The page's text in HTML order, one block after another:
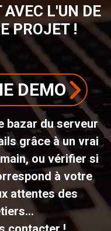
AVEC L'UN DE
PROJET !
DEMO
bazar du serveur
grâce à un vrai
ou vérifier si
à votre
attentes des